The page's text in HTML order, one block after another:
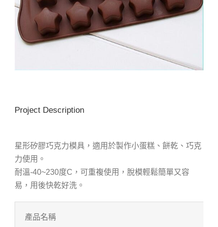
Project Description
星形矽膠巧克力模具，適用於製作小蛋糕、餅乾、巧克
力使用。
耐溫-40~230度C，可重複使用，脫模輕鬆簡單又容
易，用後快乾好洗。
產品名稱